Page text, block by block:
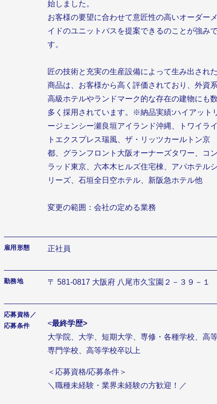
始しました。
お客様の要望に合わせて意匠性の高いオーダー
イドのユニットバスを提案できるのことが強み
す。
匠の技術と充実の生産設備によって生み出され
商品は、お客様から高く評価されており、外資
高級ホテルやランドマーク的な存在の建物にも
多く採用されています。※納品実績:ハイアット
ージェンシー瀬良垣アイランド沖縄、トワイラ
トエクスプレス瑞風、ザ・リッツカールトン京
都、グランフロント大阪オーナーズタワー、コ
ラッド東京、六本木ヒルズ住宅棟、アパホテル
リーズ、石垣全日空ホテル、新阪急ホテル他
変更の範囲：会社の定める業務
雇用形態 正社員
勤務地 〒 581-0817 大阪府 八尾市久宝園２－３９－１
応募資格／
応募条件
<最終学歴>
大学院、大学、短期大学、専修・各種学校、高
専門学校、高等学校卒以上
＜応募資格/応募条件＞
＼職種未経験・業界未経験の方歓迎！／